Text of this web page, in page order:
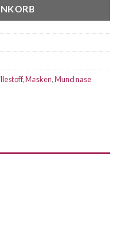
,Masken,Mund nase